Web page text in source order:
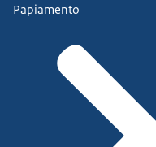
Papiamento